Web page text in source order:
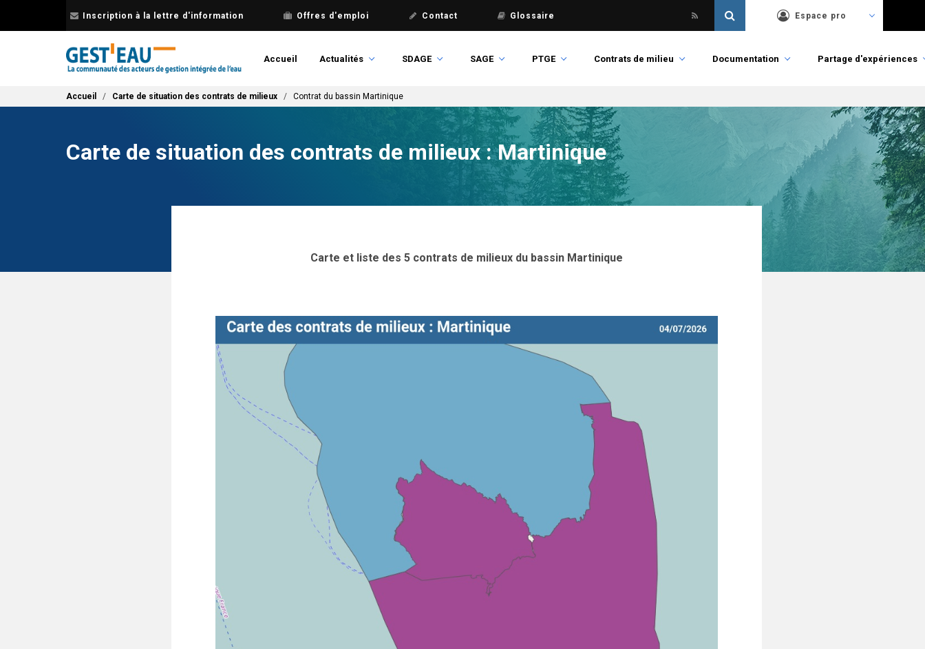
Inscription à la lettre d'information Offres d'emploi Contact Glossaire Espace pro
Accueil Actualités SDAGE SAGE PTGE Contrats de milieu Documentation Partage d'expériences
Fil d'Ariane
Accueil Carte de situation des contrats de milieux Contrat du bassin Martinique
Carte de situation des contrats de milieux : Martinique
Carte et liste des 5 contrats de milieux du bassin Martinique